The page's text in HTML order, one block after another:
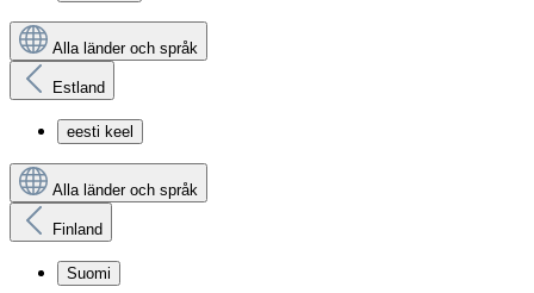
Alla länder och språk
Estland
eesti keel
Alla länder och språk
Finland
Suomi